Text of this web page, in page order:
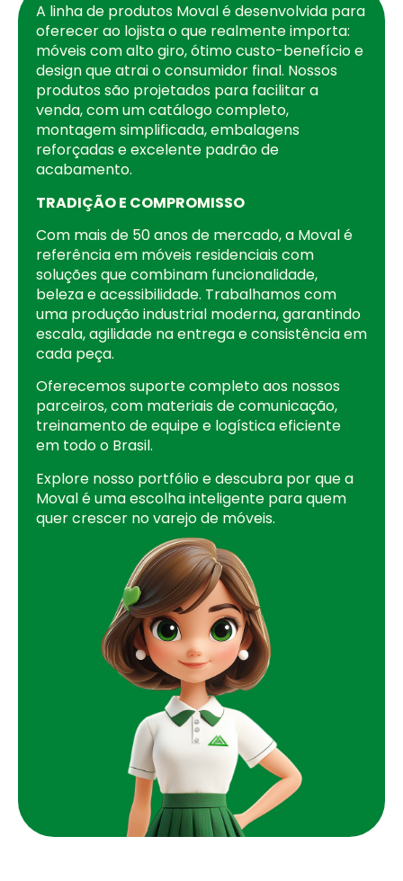
A linha de produtos Moval é desenvolvida para
oferecer ao lojista o que realmente importa:
móveis com alto giro, ótimo custo-benefício e
design que atrai o consumidor final. Nossos
produtos são projetados para facilitar a
venda, com um catálogo completo,
montagem simplificada, embalagens
reforçadas e excelente padrão de
acabamento.
TRADIÇÃO E COMPROMISSO
Com mais de 50 anos de mercado, a Moval é
referência em móveis residenciais com
soluções que combinam funcionalidade,
beleza e acessibilidade. Trabalhamos com
uma produção industrial moderna, garantindo
escala, agilidade na entrega e consistência em
cada peça.
Oferecemos suporte completo aos nossos
parceiros, com materiais de comunicação,
treinamento de equipe e logística eficiente
em todo o Brasil.
Explore nosso portfólio e descubra por que a
Moval é uma escolha inteligente para quem
quer crescer no varejo de móveis.